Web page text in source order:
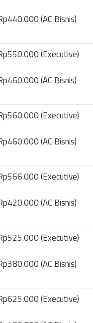
(AC Bisnis)
(Executive)
(AC Bisnis)
(Executive)
(AC Bisnis)
(Executive)
(AC Bisnis)
(Executive)
(AC Bisnis)
(Executive)